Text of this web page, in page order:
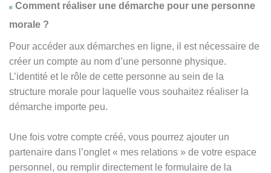
Comment réaliser une démarche pour une personne
morale ?
Pour accéder aux démarches en ligne, il est nécessaire de
créer un compte au nom d’une personne physique.
L’identité et le rôle de cette personne au sein de la
structure morale pour laquelle vous souhaitez réaliser la
démarche importe peu.
Une fois votre compte créé, vous pourrez ajouter un
partenaire dans l’onglet « mes relations » de votre espace
personnel, ou remplir directement le formulaire de la